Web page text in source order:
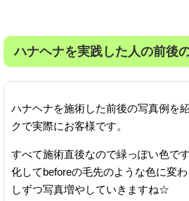
ハナヘナを実践した人の前後
ハナヘナを施術した前後の写真例を
クで実際にお客様です。
すべて施術直後なので緑っぽい色で
化してbeforeの毛先のような色に変
しずつ写真増やしていきますね☆